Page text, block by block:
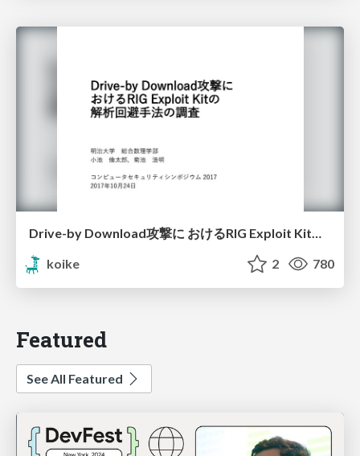
Drive-by Download攻撃に おけるRIG Exploit Kitの 解析回避手法の調査
koike
2 780
Featured
See All Featured